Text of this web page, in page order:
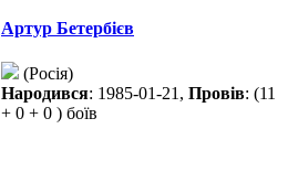
Артур Бетербієв
(Росія)
Народився: 1985-01-21, Провів: (11
+ 0 + 0 ) боїв